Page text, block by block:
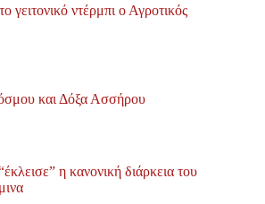
γειτονικό ντέρμπι ο Αγροτικός
και Δόξα Ασσήρου
η κανονική διάρκεια του